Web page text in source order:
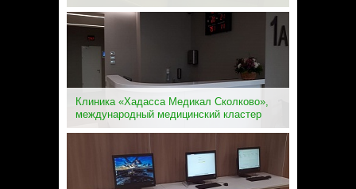
Клиника «Хадасса Медикал Сколково»,
международный медицинский кластер